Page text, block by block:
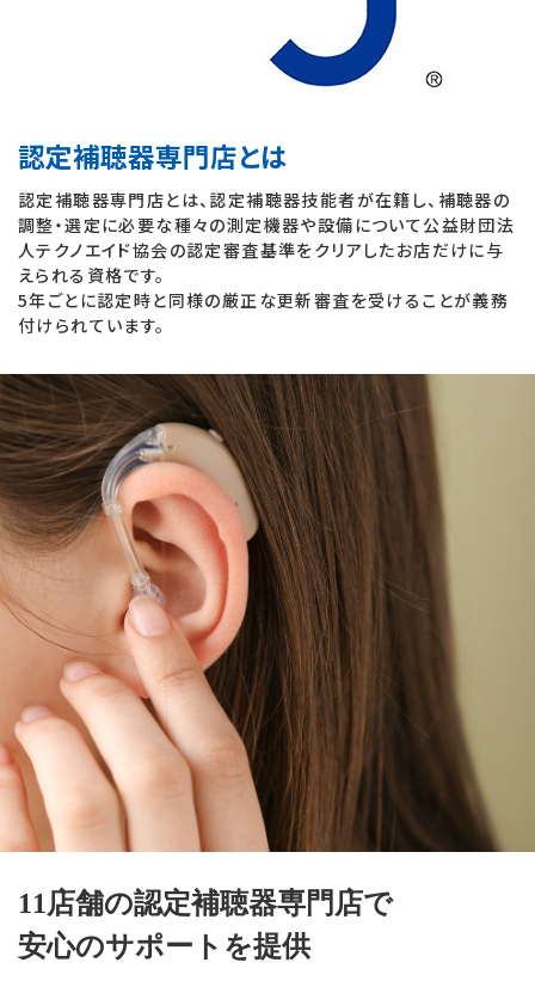
認定補聴器専門店とは
認定補聴器専門店とは、認定補聴器技能者が在籍し、補聴器の
調整・選定に必要な種々の測定機器や設備について公益財団法
人テクノエイド協会の認定審査基準をクリアしたお店だけに与
えられる資格です。
5年ごとに認定時と同様の厳正な更新審査を受けることが義務
付けられています。
11店舗の認定補聴器専門店で
安心のサポートを提供